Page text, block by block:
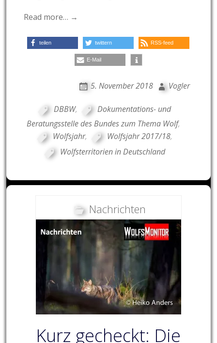
Read more… →
teilen twittern RSS-feed
E-Mail
5. November 2018 Vogler
DBBW,
Dokumentations- und
Beratungsstelle des Bundes zum Thema Wolf,
Wolfsjahr, Wolfsjahr 2017/18,
Wolfsterritorien in Deutschland
Nachrichten
Kurz gecheckt: Die